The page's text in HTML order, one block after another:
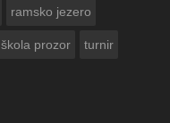
ramsko jezero
prozor turnir